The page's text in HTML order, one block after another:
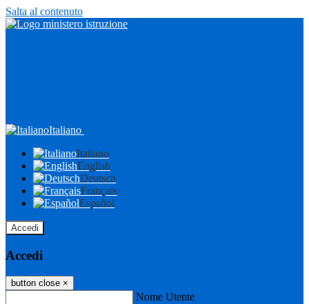
Salta al contenuto
Italiano
Italiano
English
Deutsch
Français
Español
Accedi
Accedi
button close ×
Nome Utente